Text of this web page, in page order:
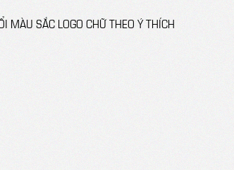
MÀU SẮC LOGO CHỮ THEO Ý THÍCH